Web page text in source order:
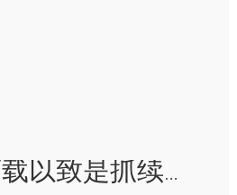
赌钱app下载以致是抓续盈利的报说念-赢钱的游戏软件·(中国)官方网站